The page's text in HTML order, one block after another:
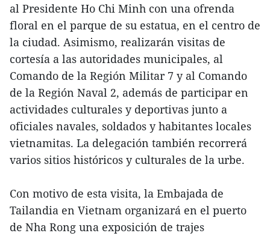
al Presidente Ho Chi Minh con una ofrenda
floral en el parque de su estatua, en el centro de
la ciudad. Asimismo, realizarán visitas de
cortesía a las autoridades municipales, al
Comando de la Región Militar 7 y al Comando
de la Región Naval 2, además de participar en
actividades culturales y deportivas junto a
oficiales navales, soldados y habitantes locales
vietnamitas. La delegación también recorrerá
varios sitios históricos y culturales de la urbe.
Con motivo de esta visita, la Embajada de
Tailandia en Vietnam organizará en el puerto
de Nha Rong una exposición de trajes